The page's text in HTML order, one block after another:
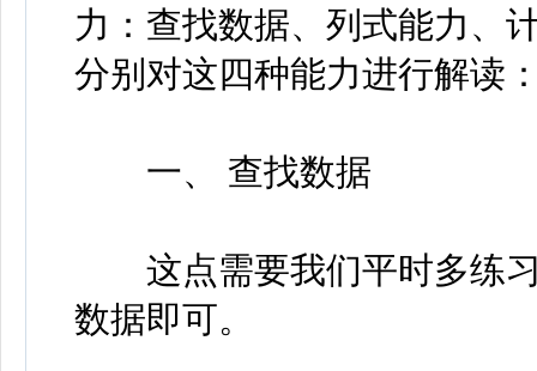
力：查找数据、列式能力、
分别对这四种能力进行解读
一、 查找数据
这点需要我们平时多练习
数据即可。